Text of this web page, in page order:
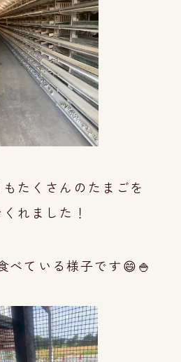
たくさんのたまごを
れました！
べている様子です😄🍚